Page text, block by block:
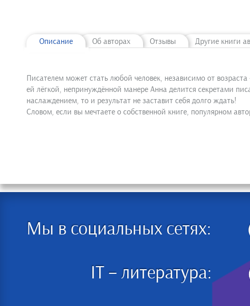
Описание Об авторах Отзывы Другие книги
Писателем может стать любой человек, независимо от
ей лёгкой, непринуждённой манере Анна делится секретами
наслаждением, то и результат не заставит себя долго ждать!
Словом, если вы мечтаете о собственной книге, популярном
Мы в социальных сетях:
IT – литература: